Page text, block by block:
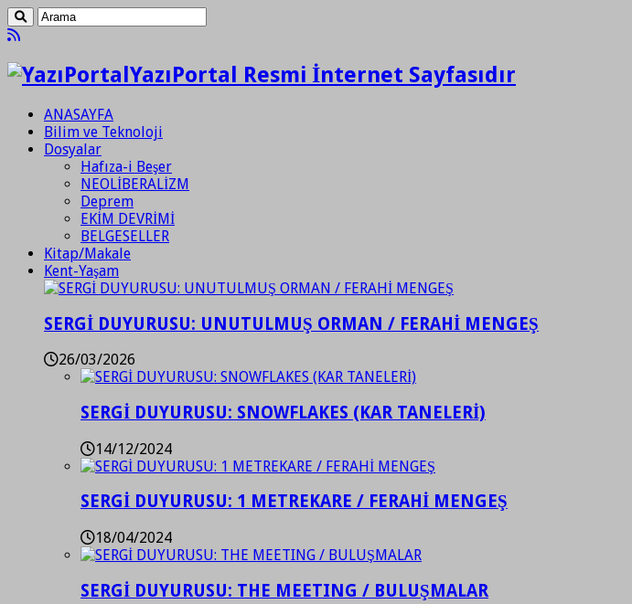
YazıPortal Resmi İnternet Sayfasıdır
ANASAYFA
Bilim ve Teknoloji
Dosyalar
Hafıza-i Beşer
NEOLİBERALİZM
Deprem
EKİM DEVRİMİ
BELGESELLER
Kitap/Makale
Kent-Yaşam
SERGİ DUYURUSU: UNUTULMUŞ ORMAN / FERAHİ MENGEŞ
26/03/2026
SERGİ DUYURUSU: SNOWFLAKES (KAR TANELERİ)
14/12/2024
SERGİ DUYURUSU: 1 METREKARE / FERAHİ MENGEŞ
18/04/2024
SERGİ DUYURUSU: THE MEETING / BULUŞMALAR